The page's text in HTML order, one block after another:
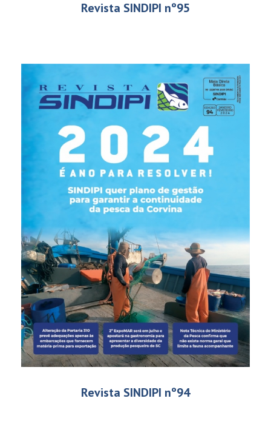
Revista SINDIPI nº95
Revista SINDIPI nº94